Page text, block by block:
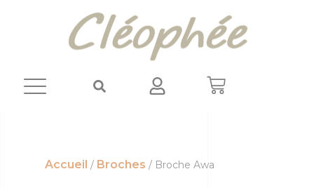
Accueil / Broches / Broche Awa